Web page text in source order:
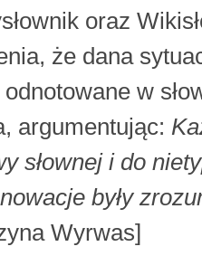
oraz
że dana
w
argumentując:
słownej i do
były
Wyrwas]